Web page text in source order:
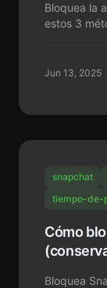
Bloquea la
estos 3
Jun 13, 2025
snapchat
tiempo-de-
Cómo
Bloquea